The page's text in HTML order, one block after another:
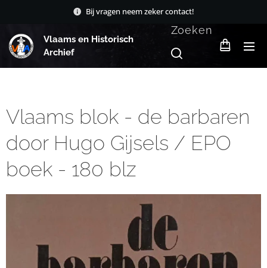
Bij vragen neem zeker contact!
Vlaams en Historisch
Archief
Zoeken
Vlaams blok - de barbaren
door Hugo Gijsels / EPO
boek - 180 blz